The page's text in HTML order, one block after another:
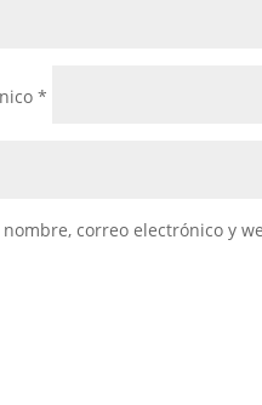
*
correo electrónico y